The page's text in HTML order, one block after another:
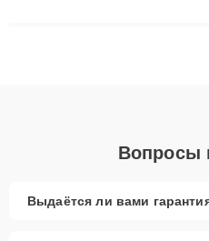
Вопросы
Выдаётся ли вами